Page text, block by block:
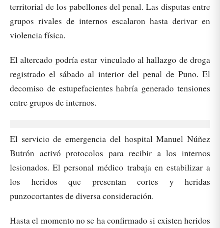
territorial de los pabellones del penal. Las disputas entre
grupos rivales de internos escalaron hasta derivar en
violencia física.
El altercado podría estar vinculado al hallazgo de droga
registrado el sábado al interior del penal de Puno. El
decomiso de estupefacientes habría generado tensiones
entre grupos de internos.
El servicio de emergencia del hospital Manuel Núñez
Butrón activó protocolos para recibir a los internos
lesionados. El personal médico trabaja en estabilizar a
los heridos que presentan cortes y heridas
punzocortantes de diversa consideración.
Hasta el momento no se ha confirmado si existen heridos